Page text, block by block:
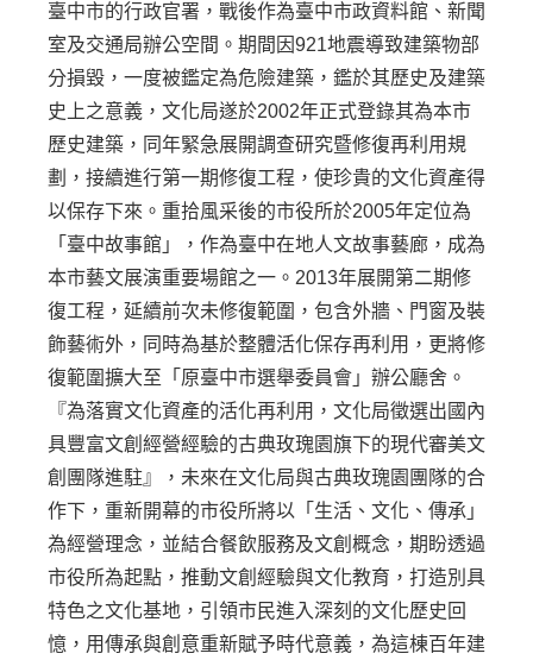
臺中市的行政官署，戰後作為臺中市政資料館、新聞
室及交通局辦公空間。期間因921地震導致建築物部
分損毀，一度被鑑定為危險建築，鑑於其歷史及建築
史上之意義，文化局遂於2002年正式登錄其為本市
歷史建築，同年緊急展開調查研究暨修復再利用規
劃，接續進行第一期修復工程，使珍貴的文化資產得
以保存下來。重拾風采後的市役所於2005年定位為
「臺中故事館」，作為臺中在地人文故事藝廊，成為
本市藝文展演重要場館之一。2013年展開第二期修
復工程，延續前次未修復範圍，包含外牆、門窗及裝
飾藝術外，同時為基於整體活化保存再利用，更將修
復範圍擴大至「原臺中市選舉委員會」辦公廳舍。
『為落實文化資產的活化再利用，文化局徵選出國內
具豐富文創經營經驗的古典玫瑰園旗下的現代審美文
創團隊進駐』，未來在文化局與古典玫瑰園團隊的合
作下，重新開幕的市役所將以「生活、文化、傳承」
為經營理念，並結合餐飲服務及文創概念，期盼透過
市役所為起點，推動文創經驗與文化教育，打造別具
特色之文化基地，引領市民進入深刻的文化歷史回
憶，用傳承與創意重新賦予時代意義，為這棟百年建